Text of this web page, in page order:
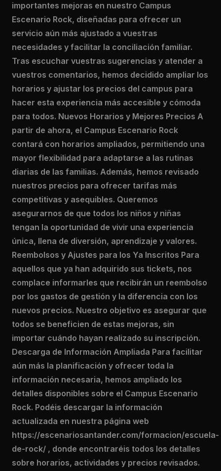
importantes mejoras en nuestro Campus
Escenario Rock, diseñadas para ofrecer un
servicio aún más ajustado a vuestras
necesidades y facilitar la conciliación familiar.
Tras escuchar vuestras sugerencias y atender a
vuestros comentarios, hemos decidido ampliar los
horarios y ajustar los precios del campus para
hacer esta experiencia más accesible y cómoda
para todos. Nuevos Horarios y Mejores Precios A
partir de ahora, el Campus Escenario Rock
contará con horarios ampliados, permitiendo una
mayor flexibilidad para adaptarse a las rutinas
diarias de las familias. Además, hemos revisado
nuestros precios para ofrecer tarifas más
competitivas y asequibles. Queremos
asegurarnos de que todos los niños y niñas
tengan la oportunidad de vivir una experiencia
única, llena de diversión, aprendizaje y valores.
Reembolsos y Ajustes para los Ya Inscritos Para
aquellos que ya han adquirido sus tickets, nos
complace informarles que recibirán un reembolso
por los gastos de gestión y la diferencia con los
nuevos precios. Nuestro objetivo es asegurar que
todos se beneficien de estas mejoras, sin
importar cuándo hayan realizado su inscripción.
Descarga de Información Ampliada Para facilitar
aún más la planificación y ofrecer toda la
información necesaria, hemos ampliado los
detalles disponibles sobre el Campus Escenario
Rock. Podéis descargar la información
actualizada en nuestra página web
https://escenariosantander.com/formacion/escuela-
de-rock/ , donde encontraréis todos los detalles
sobre horarios, actividades y precios revisados.